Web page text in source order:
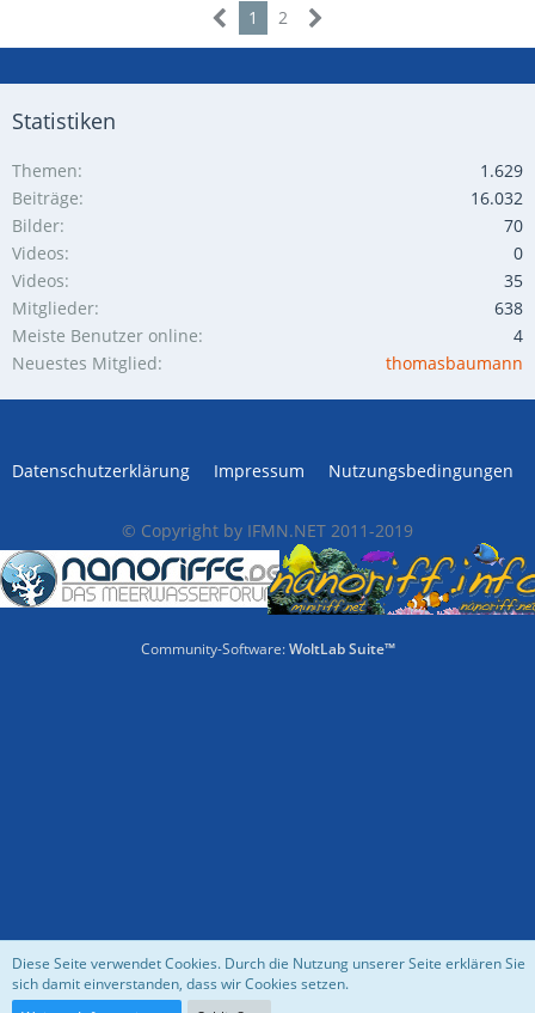
1 2
Statistiken
Themen
1.629
Beiträge
16.032
Bilder
70
Videos
0
Videos
35
Mitglieder
638
Meiste Benutzer online
4
Neuestes Mitglied
thomasbaumann
Datenschutzerklärung Impressum Nutzungsbedingungen
© Copyright by IFMN.NET 2011-2019
Community-Software:WoltLab Suite™
Diese Seite verwendet Cookies. Durch die Nutzung unserer Seite erklären Sie
sich damit einverstanden, dass wir Cookies setzen.